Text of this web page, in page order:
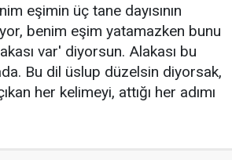
eşimin üç tane dayısının
benim eşim yatamazken bunu
var' diyorsun. Alakası bu
Bu dil üslup düzelsin diyorsak,
her kelimeyi, attığı her adımı